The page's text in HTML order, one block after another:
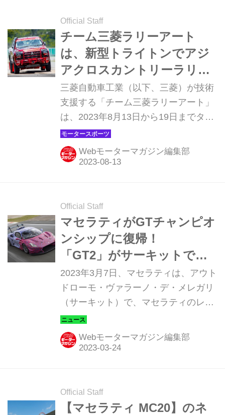
ド」で、ホンダの各チームはシビック
タイプR GTに代わって、このプレリュ
ードGTで2026年SUPER GTシリーズ
を戦うことになる。
Official Staff
チーム三菱ラリーアート
は、新型トライトンでアジ
アクロスカントリーラリー
の連覇を目指す！
三菱自動車工業（以下、三菱）が技術
支援する「チーム三菱ラリーアート」
は、2023年8月13日から19日までタイ
およびラオスで開催されるアジアクロ
スカントリーラリー（以下、AXCR）
の2023年大会に新型トライトン（T1仕
Webモーターマガジン編集部
Official Staff
マセラティがGTチャンピオ
ンシップに復帰！
「GT2」がサーキットで初
のテスト走行を実施
2023年3月7日、マセラティは、アウト
ドローモ・ヴァラーノ・デ・メレガリ
（サーキット）で、マセラティのレー
ス復帰を象徴するハイパフォーマンス
モデル、「GT2」プロトタイプのサー
キット走行を初めて行った。
Webモーターマガジン編集部
Official Staff
【マセラティ MC20】のネ